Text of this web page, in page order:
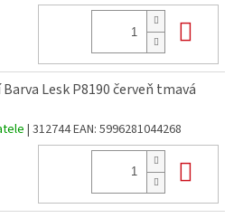
Lesk P8190 červeň tmavá
| 312744EAN: 5996281044268